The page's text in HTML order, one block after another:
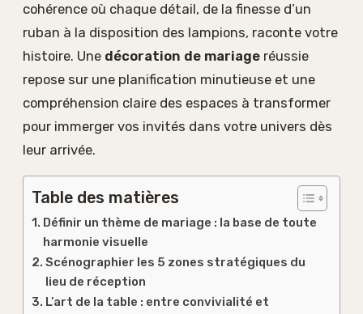
cohérence où chaque détail, de la finesse d’un
ruban à la disposition des lampions, raconte votre
histoire. Une décoration de mariage réussie
repose sur une planification minutieuse et une
compréhension claire des espaces à transformer
pour immerger vos invités dans votre univers dès
leur arrivée.
Table des matières
Définir un thème de mariage : la base de toute
harmonie visuelle
Scénographier les 5 zones stratégiques du
lieu de réception
L’art de la table : entre convivialité et